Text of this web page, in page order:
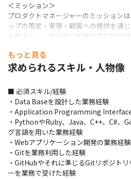
＜ミッション＞
プロダクトマネージャーのミッション
ップの策定・実現・顧客への提供を通
を最大化し、総合的に医療の選択肢や
＜募集背景＞
当社事業の特徴である零売とは、薬剤師
す。当社の事業を通じて、健康スマート
日本の社会課題の解決に貢献していき
事業を拡大していくために、今回新し
す。
＜開発体制＞
・社内プロダクトマネージャー2名、業
緒に業務を進めていきます
・プロジェクトごとにチームを編成して
もっと見る
求められるスキル・人物像
■ 必須スキル/経験
・Data Baseを設計した業務経験
・Application Programming
・PythonやRuby、Java、C++、C#、
グ言語を用いた業務経験
・Webアプリケーション開発の業務経験
・Gitを業務利用した経験
・GitHubやそれに準じるGitリポジト
ーを業務で受けた経験